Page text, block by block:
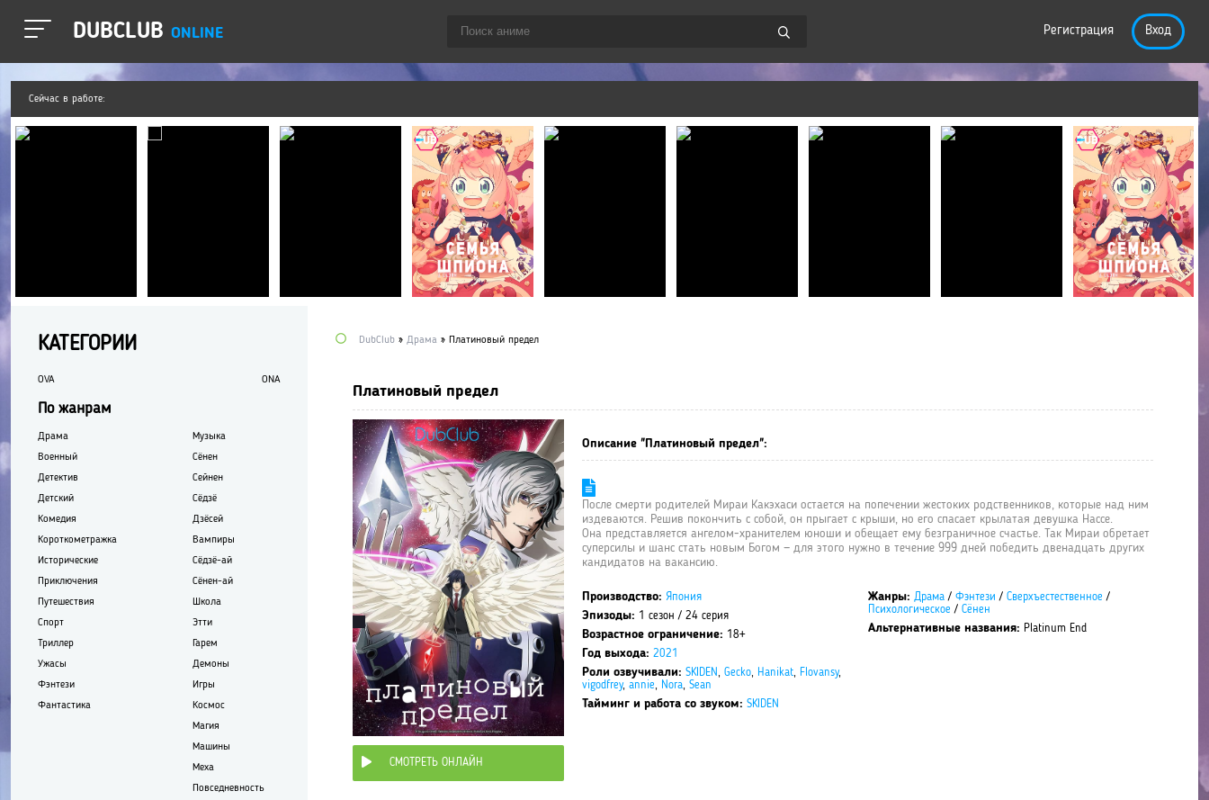
DUBCLUB ONLINE Регистрация Вход
Сейчас в работе:
Платиновый предел
СМОТРЕТЬ ОНЛАЙН
Описание "Платиновый предел":
После смерти родителей Мираи Какэхаси остается на попечении жестоких родственников, которые над ним
издеваются. Решив покончить с собой, он прыгает с крыши, но его спасает крылатая девушка Нассе.
Она представляется ангелом-хранителем юноши и обещает ему безграничное счастье. Так Мираи обретает
суперсилы и шанс стать новым Богом — для этого нужно в течение 999 дней победить двенадцать других
кандидатов на вакансию.
Производство: Япония
Эпизоды: 1 сезон / 24 серия
Возрастное ограничение: 18+
Год выхода: 2021
Роли озвучивали: SKIDEN, Gecko, Hanikat, Flovansy,
vigodfrey, annie, Nora, Sean
Тайминг и работа со звуком: SKIDEN
Жанры: Драма/ Фэнтези / Сверхъестественное /
Психологическое / Сёнен
Альтернативные названия: Platinum End
DubClub » Драма » Платиновый предел
КАТЕГОРИИ
OVA ONA
По жанрам
Драма
Военный
Детектив
Детский
Комедия
Короткометражка
Исторические
Приключения
Путешествия
Спорт
Триллер
Ужасы
Фэнтези
Фантастика
Музыка
Сёнен
Сейнен
Сёдзё
Дзёсей
Вампиры
Сёдзё-ай
Сёнен-ай
Школа
Этти
Гарем
Демоны
Игры
Космос
Магия
Машины
Меха
Повседневность